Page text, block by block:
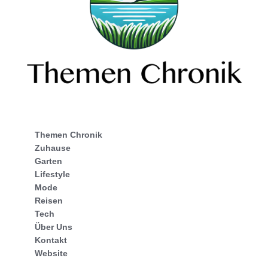
Themen Chronik
Zuhause
Garten
Lifestyle
Mode
Reisen
Tech
Über Uns
Kontakt
Website